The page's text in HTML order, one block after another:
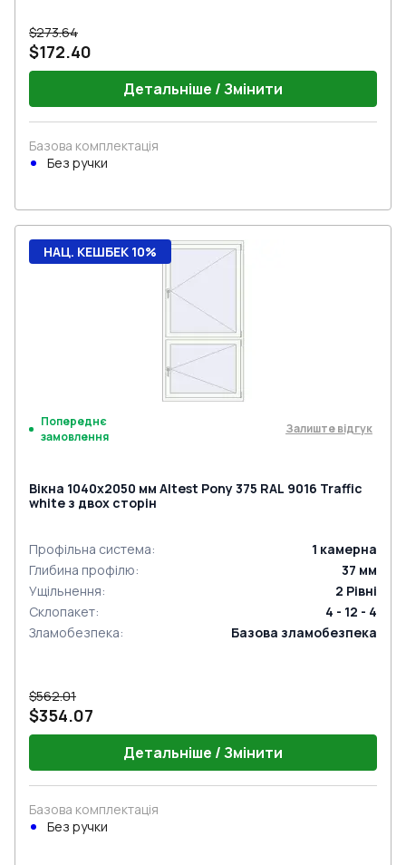
$273.64
$172.40
Детальніше / Змінити
Базова комплектація
Без ручки
НАЦ. КЕШБЕК 10%
Попереднє
замовлення
Залиште відгук
Вікна 1040x2050 мм Altest Pony 375 RAL 9016 Traffic
white з двох сторін
Профільна система: 1 камерна
Глибина профілю: 37 мм
Ущільнення: 2 Рівні
Склопакет:
4 - 12 - 4
Зламобезпека: Базова зламобезпека
$562.01
$354.07
Детальніше / Змінити
Базова комплектація
Без ручки